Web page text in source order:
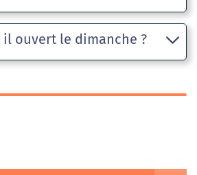
il ouvert le dimanche ?